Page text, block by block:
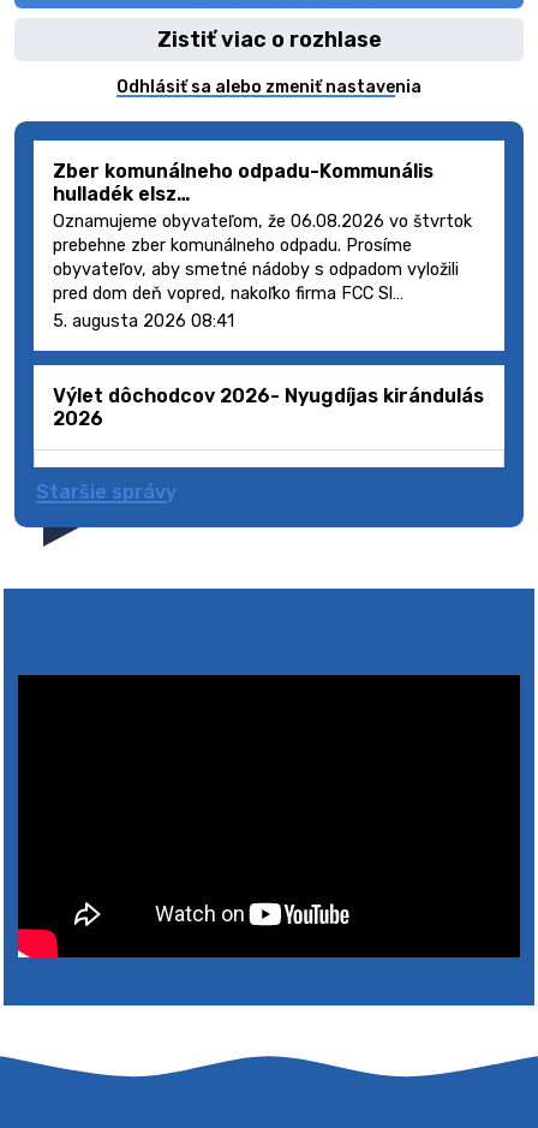
Zistiť viac o rozhlase
Odhlásiť sa alebo zmeniť nastavenia
Zber komunálneho odpadu-Kommunális
hulladék elsz…
Oznamujeme obyvateľom, že 06.08.2026 vo štvrtok
prebehne zber komunálneho odpadu. Prosíme
obyvateľov, aby smetné nádoby s odpadom vyložili
pred dom deň vopred, nakoľko firma FCC Sl…
5. augusta 2026 08:41
Výlet dôchodcov 2026- Nyugdíjas kirándulás
2026
4. augusta 2026 10:05
Zberný dvor-Gyűjtőudvar
bude zberný dvor zatvorený. Értesítjük a lakosokat,
Staršie správy